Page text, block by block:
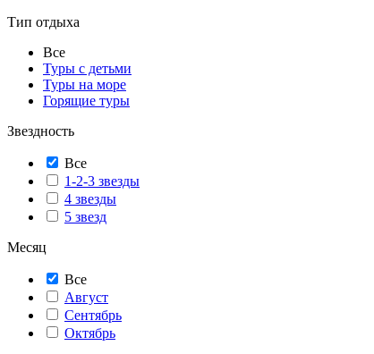
Тип отдыха
Все
Туры с детьми
Туры на море
Горящие туры
Звездность
Все
1-2-3 звезды
4 звезды
5 звезд
Месяц
Все
Август
Сентябрь
Октябрь